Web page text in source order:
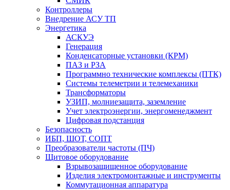
Контроллеры
Внедрение АСУ ТП
Энергетика
АСКУЭ
Генерация
Конденсаторные установки (КРМ)
ПАЗ и РЗА
Программно технические комплексы (ПТК)
Системы телеметрии и телемеханики
Трансформаторы
УЗИП, молниезащита, заземление
Учет электроэнергии, энергоменеджмент
Цифровая подстанция
Безопасность
ИБП, ШОТ, СОПТ
Преобразователи частоты (ПЧ)
Щитовое оборудование
Взрывозащищенное оборудование
Изделия электромонтажные и инструменты
Коммутационная аппаратура